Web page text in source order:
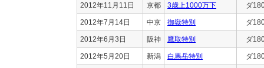
2012年11月11日 京都 3歳上1000万下 ダ
2012年7月14日 中京 御嶽特別 ダ
2012年6月3日 阪神 鷹取特別 ダ
2012年5月20日 新潟 白馬岳特別 ダ